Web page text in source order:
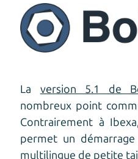
La version 5.1 de
nombreux point
Contrairement à
permet un
multilingue de petite